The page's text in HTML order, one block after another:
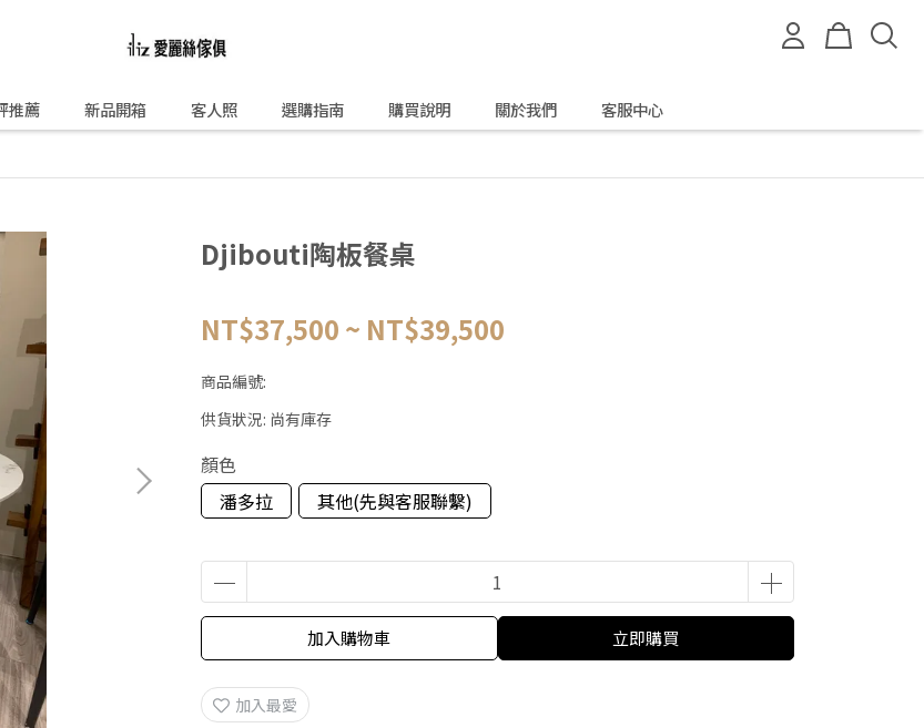
推薦 新品開箱 客人照 選購指南 購買說明 關於我們 客服中心
Djibouti陶板餐桌
NT$37,500 ~ NT$39,500
商品編號:
供貨狀況: 尚有庫存
顏色
潘多拉
其他(先與客服聯繫)
加入購物車 立即購買
加入最愛